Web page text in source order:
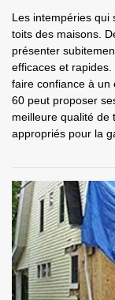
Les intempéries qui
toits des maisons.
présenter
efficaces et
faire confiance à un
60 peut proposer
meilleure qualité de
appropriés pour la